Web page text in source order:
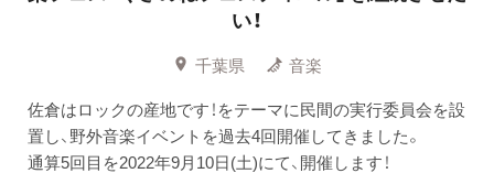
い！
千葉県
音楽
佐倉はロックの産地です！をテーマに民間の実行委員会を設
置し、野外音楽イベントを過去4回開催してきました。
通算5回目を2022年9月10日(土)にて、開催します！